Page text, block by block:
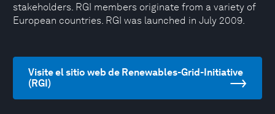
stakeholders. RGI members originate from a variety of
European countries. RGI was launched in July 2009.
Visite el sitio web de Renewables-Grid-Initiative
(RGI)